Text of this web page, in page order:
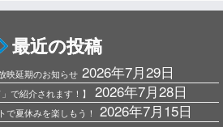
最近の投稿
映延期のお知らせ 2026年7月29日
で紹介されます！】 2026年7月28日
で夏休みを楽しもう！ 2026年7月15日